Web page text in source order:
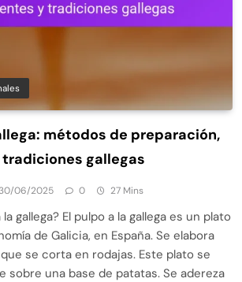
métodos de preparación,
gallegas
30/06/2025 0 27 Mins
gallega? El pulpo a la gallega es un plato
de Galicia, en España. Se elabora
se corta en rodajas. Este plato se
sobre una base de patatas. Se adereza